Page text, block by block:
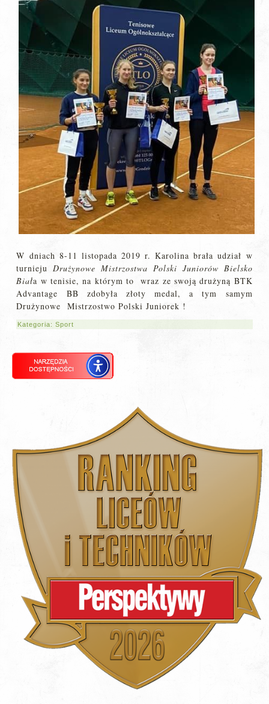
W dniach 8-11 listopada 2019 r. Karolina brała udział w
turniejuDrużynowe Mistrzostwa Polski Juniorów Bielsko
Biała w tenisie, na którym to wraz ze swoją drużyną BTK
Advantage BB zdobyła złoty medal, a tym samym
Drużynowe Mistrzostwo Polski Juniorek !
Kategoria:Sport